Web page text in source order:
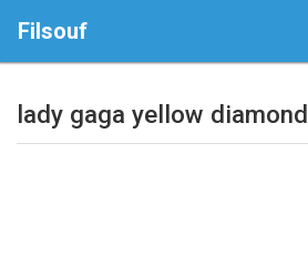
Filsouf
lady gaga yellow diamond